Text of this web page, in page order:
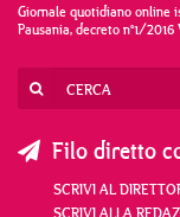
Giornale quotidiano online
Pausania, decreto n°1/
Filo diretto
SCRIVI AL
SCRIVI ALLA